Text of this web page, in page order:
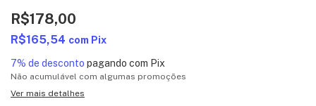
R$178,00
R$165,54 com Pix
7% de desconto pagando com Pix
Não acumulável com algumas promoções
Ver mais detalhes